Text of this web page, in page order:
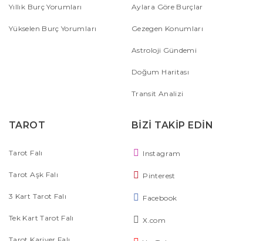
Yıllık Burç Yorumları
Yükselen Burç Yorumları
Aylara Göre Burçlar
Gezegen Konumları
Astroloji Gündemi
Doğum Haritası
Transit Analizi
TAROT
Tarot Falı
Tarot Aşk Falı
3 Kart Tarot Falı
Tek Kart Tarot Falı
BİZİ TAKİP EDİN
Instagram
Pinterest
Facebook
X.com